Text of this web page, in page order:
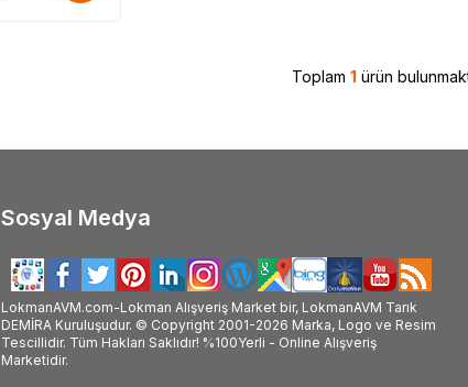
Toplam 1 ürün
Sosyal Medya
LokmanAVM.com-Lokman Alışveriş Market bir, LokmanAVM Tarık
DEMİRA Kuruluşudur. © Copyright 2001-2026 Marka, Logo ve Resim
Tescillidir. Tüm Hakları Saklıdır! %100Yerli - Online Alışveriş
Marketidir.